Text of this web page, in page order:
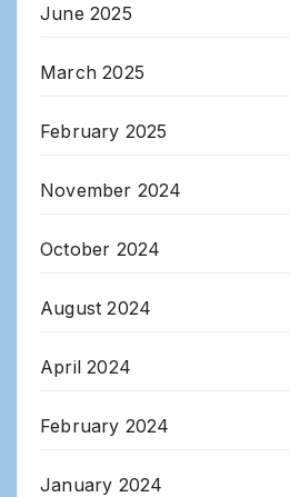
June 2025
March 2025
February 2025
November 2024
October 2024
August 2024
April 2024
February 2024
January 2024